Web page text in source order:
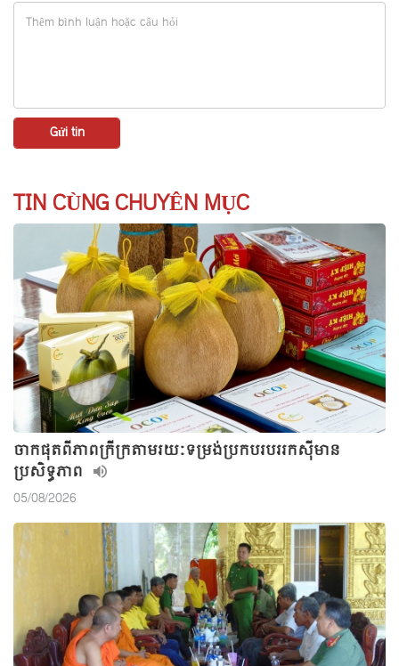
TIN CÙNG CHUYÊN MỤC
ចាកផុតពីភាពក្រីក្រតាមរយៈទម្រង់ប្រកបរបររកស៊ីមាន
ប្រសិទ្ធភាព
05/08/2026